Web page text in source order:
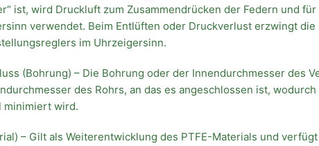
ist, wird Druckluft zum Zusammendrücken der Federn und
verwendet. Beim Entlüften oder Druckverlust erzwingt die
im Uhrzeigersinn.
(Bohrung) – Die Bohrung oder der Innendurchmesser des
des Rohrs, an das es angeschlossen ist, wodurch
minimiert wird.
– Gilt als Weiterentwicklung des PTFE-Materials und